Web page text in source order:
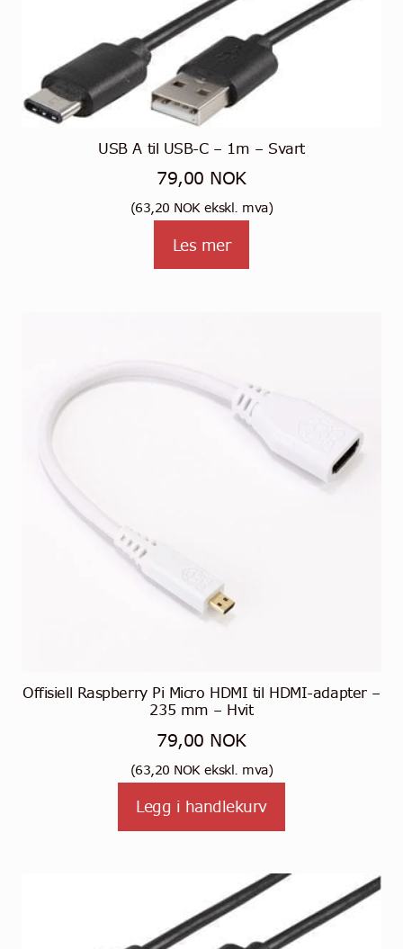
USB A til USB-C – 1m – Svart
79,00 NOK
(63,20 NOKekskl. mva)
Les mer
Offisiell Raspberry Pi Micro HDMI til HDMI-adapter –
235 mm – Hvit
79,00 NOK
(63,20 NOKekskl. mva)
Legg i handlekurv